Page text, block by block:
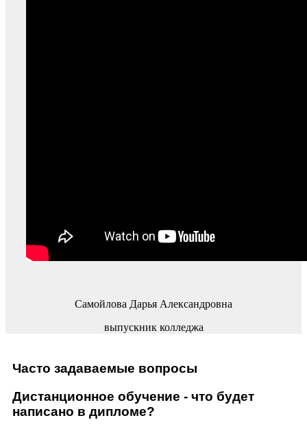
Самойлова Дарья Александровна
выпускник колледжа
Часто задаваемые вопросы
Дистанционное обучение - что будет
написано в дипломе?